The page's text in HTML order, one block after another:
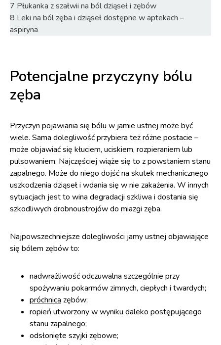
7 Płukanka z szałwii na ból dziąseł i zębów
8 Leki na ból zęba i dziąseł dostępne w aptekach –
aspiryna
Potencjalne przyczyny bólu
zęba
Przyczyn pojawiania się bólu w jamie ustnej może być
wiele. Sama dolegliwość przybiera też różne postacie –
może objawiać się kłuciem, uciskiem, rozpieraniem lub
pulsowaniem. Najczęściej wiąże się to z powstaniem stanu
zapalnego. Może do niego dojść na skutek mechanicznego
uszkodzenia dziąseł i wdania się w nie zakażenia. W innych
sytuacjach jest to wina degradacji szkliwa i dostania się
szkodliwych drobnoustrojów do miazgi zęba.
Najpowszechniejsze dolegliwości jamy ustnej objawiające
się bólem zębów to:
nadwrażliwość odczuwalna szczególnie przy
spożywaniu pokarmów zimnych, ciepłych i twardych;
próchnica zębów;
ropień utworzony w wyniku daleko postępującego
stanu zapalnego;
odsłonięte szyjki zębowe;